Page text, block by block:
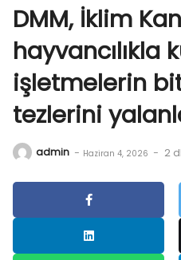
DMM, İklim
hayvancılıkla
işletmelerin
tezlerini
admin - Haziran 4, 2026 - 2